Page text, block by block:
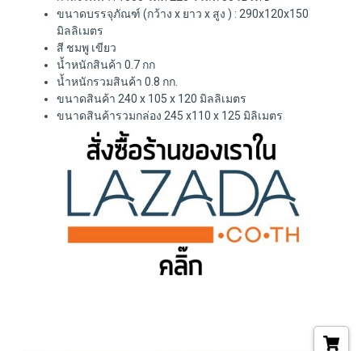
ขนาดบรรจุภัณฑ์ (กว้าง x ยาว x สูง ) : 290x120x150
มิลลิเมตร
สี ชมพู เขียว
น้ำหนักสินค้า 0.7 กก
น้ำหนักรวมสินค้า 0.8 กก.
ขนาดสินค้า 240 x 105 x 120 มิลลิเมตร
ขนาดสินค้ารวมกล่อง 245 x110 x 125 มิลิเมตร